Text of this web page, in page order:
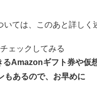
ては、このあと詳しく
ェックしてみる
るAmazonギフト券や仮
もあるので、お早めに